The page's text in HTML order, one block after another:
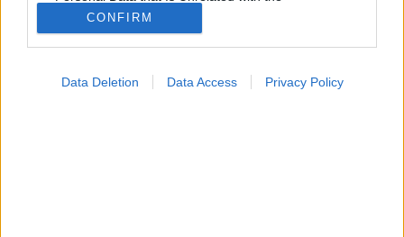
Purposes for which it was collected.
Opted Out
CONFIRM
Data Deletion Data Access Privacy Policy